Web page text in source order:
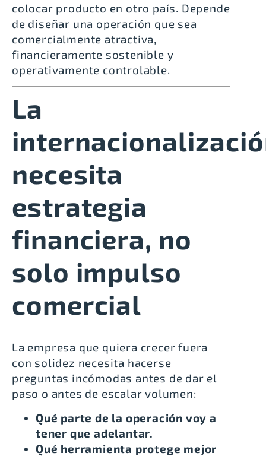
colocar producto en otro país. Depende
de diseñar una operación que sea
comercialmente atractiva,
financieramente sostenible y
operativamente controlable.
La
necesita
estrategia
financiera, no
solo impulso
comercial
La empresa que quiera crecer fuera
con solidez necesita hacerse
preguntas incómodas antes de dar el
paso o antes de escalar volumen:
Qué parte de la operación voy a
tener que adelantar.
Qué herramienta protege mejor